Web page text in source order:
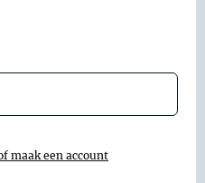
maak een account